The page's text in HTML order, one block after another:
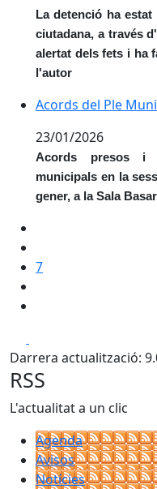
La detenció ha
ciutadana, a través
alertat dels fets i ha
l'autor
Acords del Ple
Acords del Ple
23/01/2026
Acords presos i
municipals en la
gener, a la Sala
7
Darrera actualització:
RSS
L'actualitat a un clic
Agenda
Avisos
Notícies